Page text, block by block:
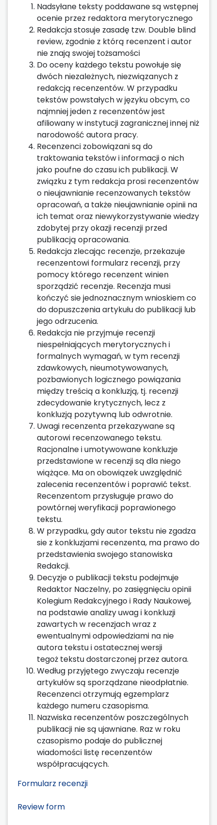
Nadsyłane teksty poddawane są wstępnej
ocenie przez redaktora merytorycznego
Redakcja stosuje zasadę tzw. Double blind
review, zgodnie z którą recenzent i autor
nie znają swojej tożsamości
Do oceny każdego tekstu powołuje się
dwóch niezależnych, niezwiązanych z
redakcją recenzentów. W przypadku
tekstów powstałych w języku obcym, co
najmniej jeden z recenzentów jest
afiliowany w instytucji zagranicznej innej niż
narodowość autora pracy.
Recenzenci zobowiązani są do
traktowania tekstów i informacji o nich
jako poufne do czasu ich publikacji. W
związku z tym redakcja prosi recenzentów
o nieujawnianie recenzowanych tekstów
opracowań, a także nieujawnianie opinii na
ich temat oraz niewykorzystywanie wiedzy
zdobytej przy okazji recenzji przed
publikacją opracowania.
Redakcja zlecając recenzje, przekazuje
recenzentowi formularz recenzji, przy
pomocy którego recenzent winien
sporządzić recenzje. Recenzja musi
kończyć sie jednoznacznym wnioskiem co
do dopuszczenia artykułu do publikacji lub
jego odrzucenia.
Redakcja nie przyjmuje recenzji
niespełniających merytorycznych i
formalnych wymagań, w tym recenzji
zdawkowych, nieumotywowanych,
pozbawionych logicznego powiązania
między treścią a konkluzją, tj. recenzji
zdecydowanie krytycznych, lecz z
konkluzją pozytywną lub odwrotnie.
Uwagi recenzenta przekazywane są
autorowi recenzowanego tekstu.
Racjonalne i umotywowane konkluzje
przedstawione w recenzji są dla niego
wiążące. Ma on obowiązek uwzględnić
zalecenia recenzentów i poprawić tekst.
Recenzentom przysługuje prawo do
powtórnej weryfikacji poprawionego
tekstu.
W przypadku, gdy autor tekstu nie zgadza
sie z konkluzjami recenzenta, ma prawo do
przedstawienia swojego stanowiska
Redakcji.
Decyzje o publikacji tekstu podejmuje
Redaktor Naczelny, po zasięgnięciu opinii
Kolegium Redakcyjnego i Rady Naukowej,
na podstawie analizy uwag i konkluzji
zawartych w recenzjach wraz z
ewentualnymi odpowiedziami na nie
autora tekstu i ostatecznej wersji
tegoż tekstu dostarczonej przez autora.
Według przyjętego zwyczaju recenzje
artykułów są sporządzane nieodpłatnie.
Recenzenci otrzymują egzemplarz
każdego numeru czasopisma.
Nazwiska recenzentów poszczególnych
publikacji nie są ujawniane. Raz w roku
czasopismo podaje do publicznej
wiadomości listę recenzentów
współpracujących.
Formularz recenzji
Review form